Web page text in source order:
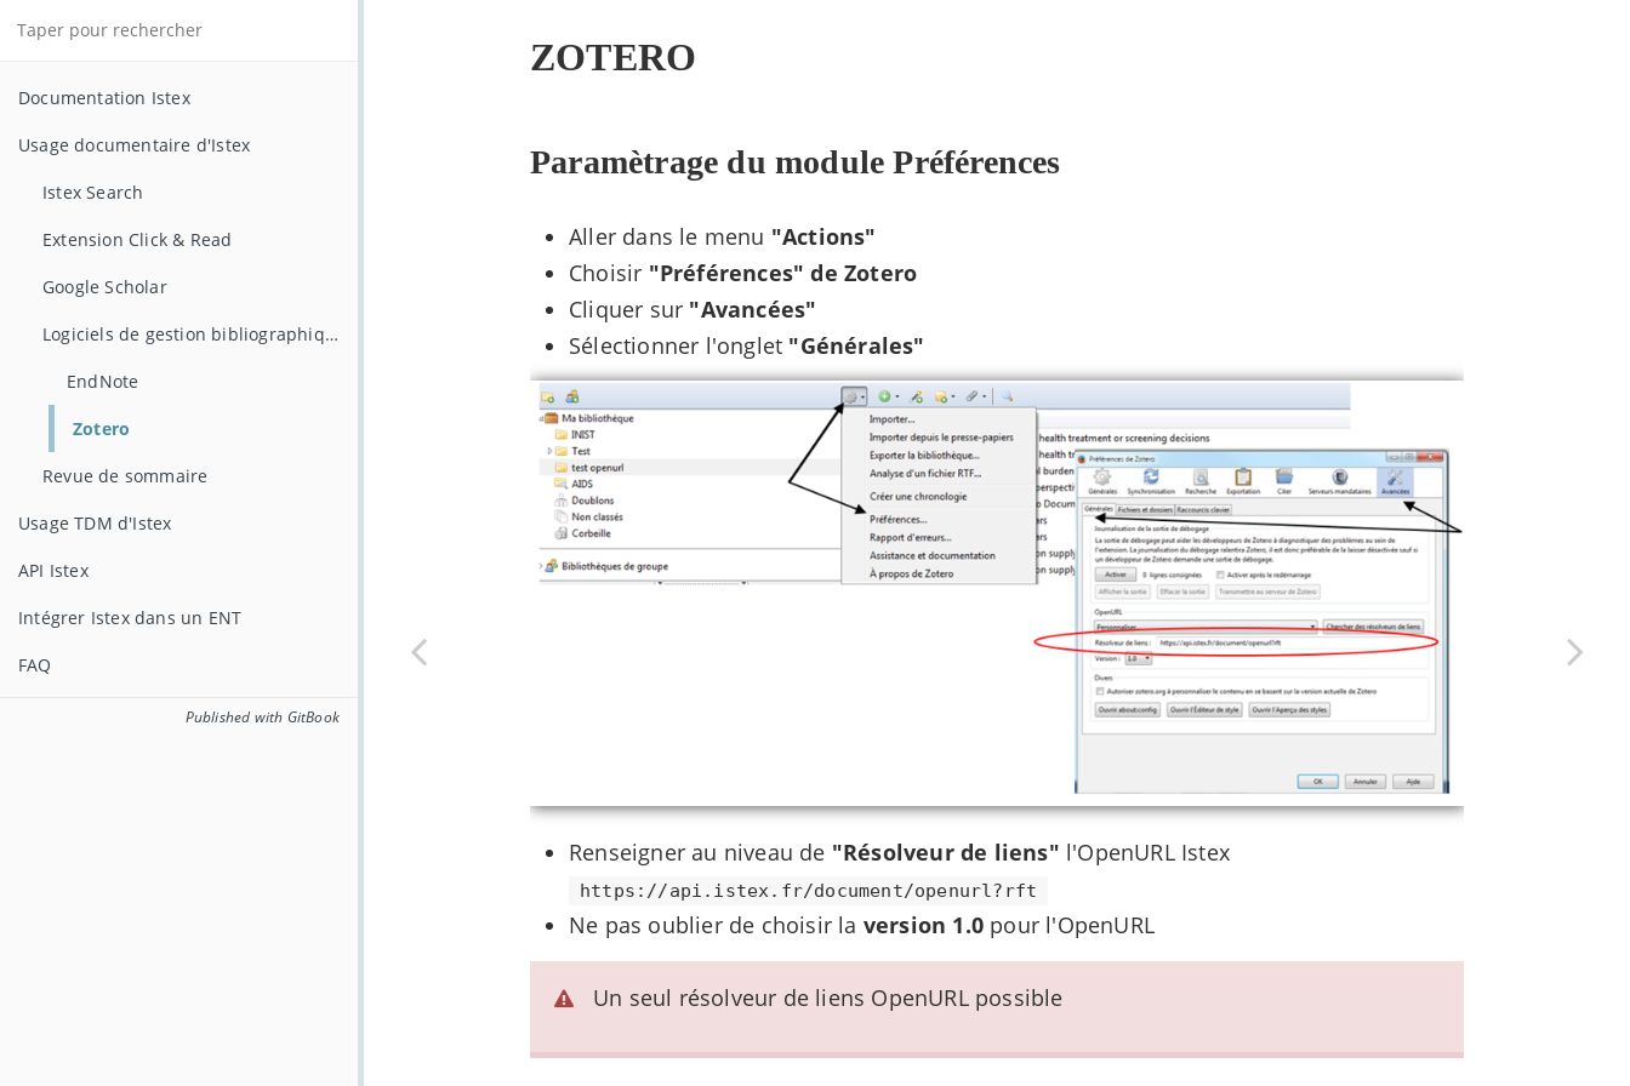
Documentation Istex
Usage documentaire d'Istex
Istex Search
Extension Click & Read
Google Scholar
Logiciels de gestion bibliographique
EndNote
Zotero
Revue de sommaire
Usage TDM d'Istex
API Istex
Intégrer Istex dans un ENT
FAQ
Published with GitBook
ZOTERO
Paramètrage du module Préférences
Aller dans le menu "Actions"
Choisir "Préférences" de Zotero
Cliquer sur "Avancées"
Sélectionner l'onglet "Générales"
Renseigner au niveau de "Résolveur de liens" l'OpenURL Istex
https://api.istex.fr/document/openurl?rft
Ne pas oublier de choisir la version 1.0 pour l'OpenURL
Un seul résolveur de liens OpenURL possible